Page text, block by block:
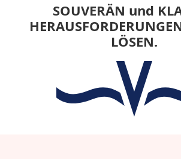
SOUVERÄN und
LÖSEN.